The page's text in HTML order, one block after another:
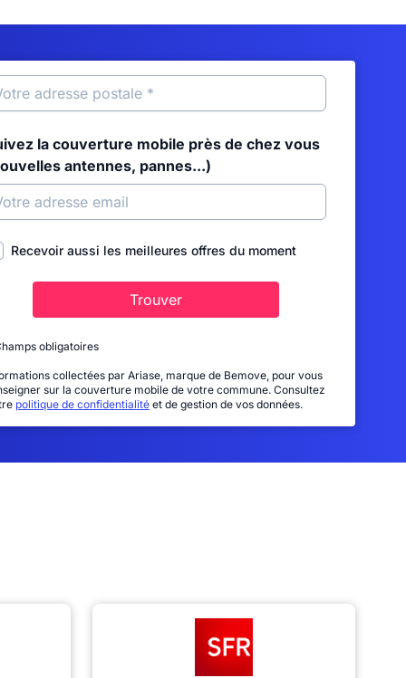
la couverture mobile près de chez vous
antennes, pannes...)
Recevoir aussi les meilleures offres du moment
Trouver
obligatoires
collectées par Ariase, marque de Bemove, pour vous
sur la couverture mobile de votre commune. Consultez
politique de confidentialité et de gestion de vos données.